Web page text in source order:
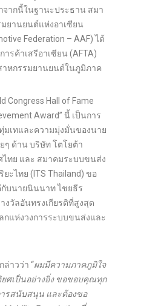
จากนี้ในฐานะประธาน สมา
ยานยนต์แห่งอาเซียน
Federation – AAF) ได้
รค้าเสรีอาเซียน (AFTA)
าหกรรมยานยนต์ในภูมิภาค
Congress Hall of Fame
Award” นี้ เป็นการ
มเทและความมุ่งมั่นของนาย
ด้าน บริษัท โตโยต้า
ไทย และ สมาคมระบบขนส่ง
ะไทย (ITS Thailand) ขอ
บนายนินนาท ไชยธีร
วัลอันทรงเกียรติที่สูงสุด
กแห่งวงการระบบขนส่งและ
าวว่า “ผมมีความภาคภูมิใจ
ยศเป็นอย่างยิ่ง ขอขอบคุณทุก
รสนับสนุน และต้องขอ